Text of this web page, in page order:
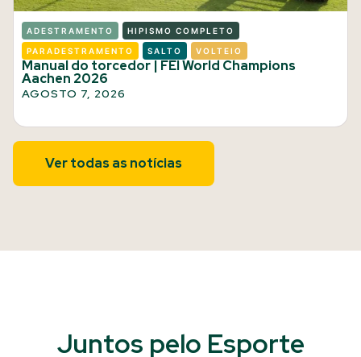
ADESTRAMENTO HIPISMO COMPLETO
PARADESTRAMENTO SALTO VOLTEIO
Manual do torcedor | FEI World Champions
Aachen 2026
AGOSTO 7, 2026
Ver todas as notícias
Juntos pelo Esporte